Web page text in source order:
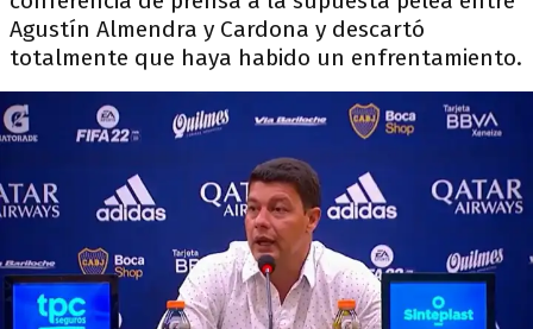
Agustín Almendra y Cardona y descartó
totalmente que haya habido un enfrentamiento.